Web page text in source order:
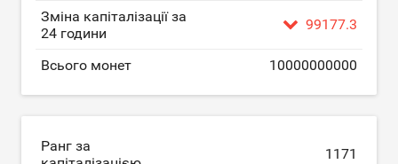
Зміна капіталізації за
24 години
99177.3
Всього монет 10000000000
Ранг за
1171